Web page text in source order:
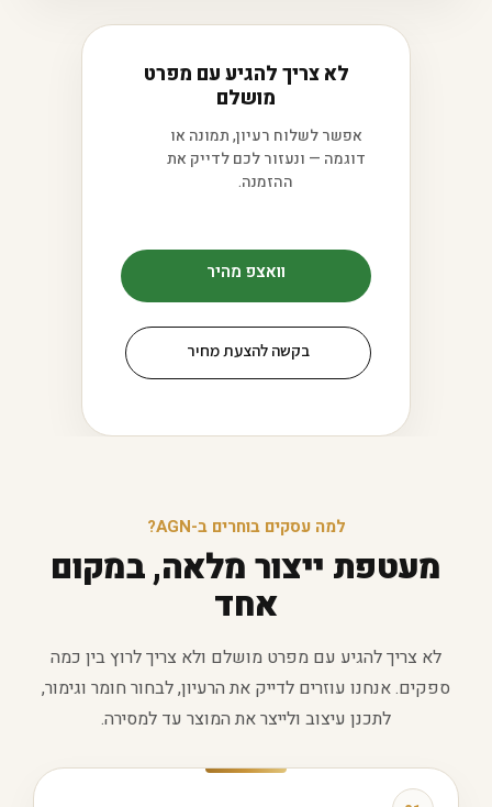
לא צריך להגיע עם מפרט
מושלם
אפשר לשלוח רעיון, תמונה או
דוגמה — ונעזור לכם לדייק את
ההזמנה.
וואצפ מהיר
בקשה להצעת מחיר
למה עסקים בוחרים ב-AGN?
מעטפת ייצור מלאה, במקום
אחד
לא צריך להגיע עם מפרט מושלם ולא צריך לרוץ בין כמה
ספקים. אנחנו עוזרים לדייק את הרעיון, לבחור חומר וגימור,
לתכנן עיצוב ולייצר את המוצר עד למסירה.